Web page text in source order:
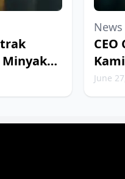
News
June